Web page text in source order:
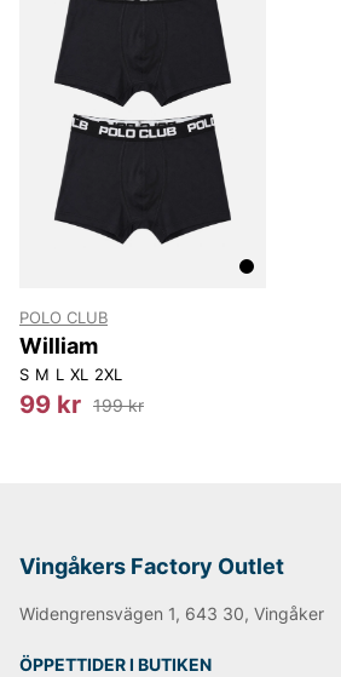
POLO CLUB
William
S M L XL 2XL
99 kr 199 kr
Vingåkers Factory Outlet
Widengrensvägen 1, 643 30, Vingåker
ÖPPETTIDER I BUTIKEN